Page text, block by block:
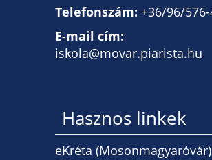
Telefonszám: +36/96/
E-mail cím:
iskola@movar.piarista.hu
Hasznos linkek
eKréta (Mosonmagyaróvár)